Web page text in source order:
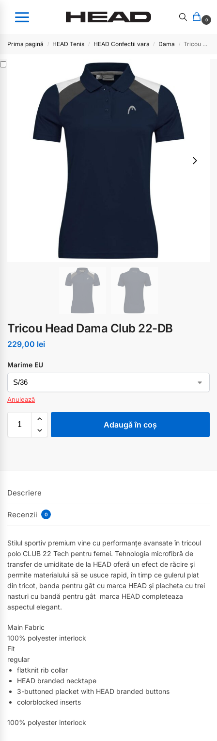
0
Prima pagină / HEAD Tenis / HEAD Confectii vara / Dama / Tricou Head Dama Club 22-DB
Tricou Head Dama Club 22-DB
229,00 lei
Marime EU
Anulează
Adaugă în coș
Descriere
Recenzii 0
Stilul sportiv premium vine cu performanțe avansate în tricoul
polo CLUB 22 Tech pentru femei. Tehnologia microfibră de
transfer de umiditate de la HEAD oferă un efect de răcire și
permite materialului să se usuce rapid, în timp ce gulerul plat
din tricot, banda pentru gât cu marca HEAD și placheta cu trei
nasturi cu bandă pentru gât marca HEAD completeaza
aspectul elegant.
Main Fabric
100% polyester interlock
Fit
regular
flatknit rib collar
HEAD branded necktape
3-buttoned placket with HEAD branded buttons
colorblocked inserts
100% polyester interlock